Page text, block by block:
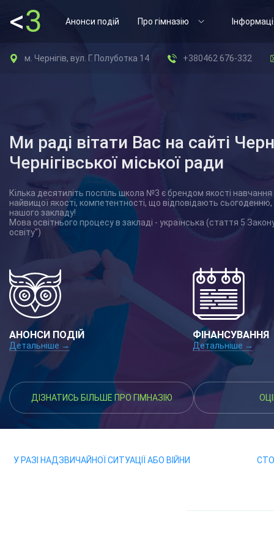
<3 Анонси подій Про гімназію
м. Чернігів, вул. Г. Полуботка 14 +380462 676-332
Ми раді вітати Вас на сайті
Чернігівської міської ради
Кілька десятиліть поспіль школа №3 є брендом якості
найвищої якості, компетентності, що відповідають
нашого закладу!
Мова освітнього процесу в закладі - українська (стаття 5
освіту")
АНОНСИ ПОДІЙ
Детальніше →
ФІНАНСУВАННЯ
Детальніше →
ДІЗНАТИСЬ БІЛЬШЕ ПРО ГІМНАЗІЮ
У РАЗІ НАДЗВИЧАЙНОЇ СИТУАЦІЇ АБО ВІЙНИ